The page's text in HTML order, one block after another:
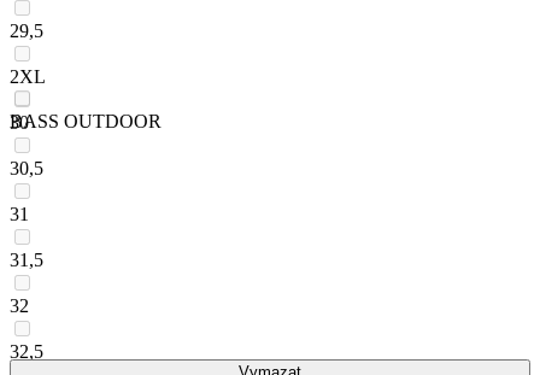
29,5
2XL
30
30,5
31
31,5
32
32,5
BASS OUTDOOR